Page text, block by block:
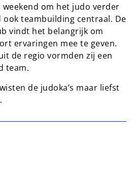
om het judo verder
teambuilding centraal. De
vindt het belangrijk om
ervaringen mee te geven.
de regio vormden zij een
team.
de judoka’s maar liefst